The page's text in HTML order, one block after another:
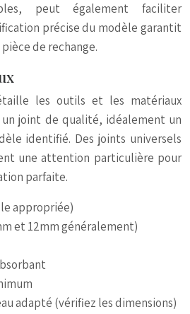
peut également faciliter
précise du modèle garantit
de rechange.
les outils et les matériaux
un joint de qualité, idéalement un
identifié. Des joints universels
une attention particulière pour
parfaite.
appropriée)
et 12mm généralement)
adapté (vérifiez les dimensions)